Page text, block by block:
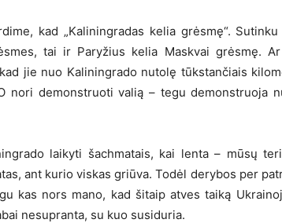
kad „Kaliningradas kelia grėsmę“.
tai ir Paryžius kelia Maskvai grėsmę.
jie nuo Kaliningrado nutolę tūkstančiais
nori demonstruoti valią – tegu demonstruoja
laikyti šachmatais, kai lenta – mūsų
ant kurio viskas griūva. Todėl derybos per
kas nors mano, kad šitaip atves taiką
nesupranta, su kuo susiduria.